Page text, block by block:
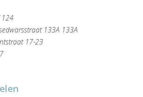
124
133A 133A
17-23